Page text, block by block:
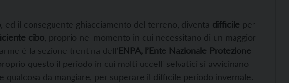
, ed il conseguente ghiacciamento del terreno, diventa difficile per
cibo , proprio nel momento in cui necessitano di un maggior
è la sezione trentina dell’ENPA, l’Ente Nazionale Protezione
questo il periodo in cui molti uccelli selvatici si avvicinano
qualcosa da mangiare, per superare il difficile periodo invernale.